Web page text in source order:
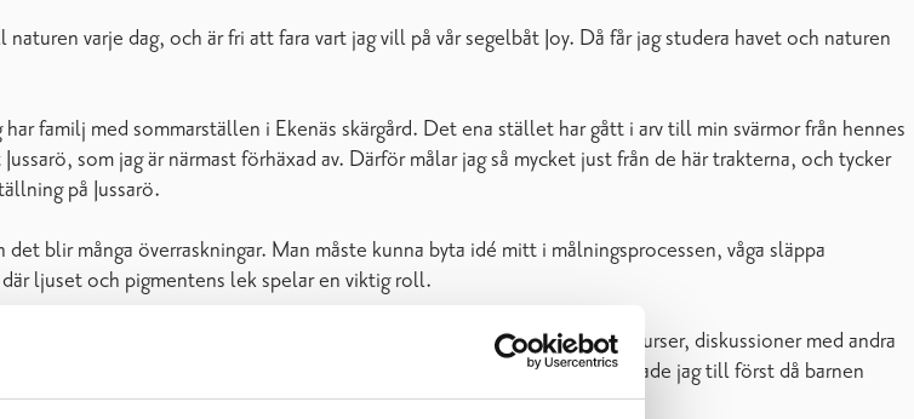
varje dag, och är fri att fara vart jag vill på vår segelbåt Joy. Då får jag studera havet och naturen
familj med sommarställen i Ekenäs skärgård. Det ena stället har gått i arv till min svärmor från hennes
som jag är närmast förhäxad av. Därför målar jag så mycket just från de här trakterna, och tycker
på Jussarö.
blir många överraskningar. Man måste kunna byta idé mitt i målningsprocessen, våga släppa
ljuset och pigmentens lek spelar en viktig roll.
om komposition och färglära, material och olika tekniker från böcker, kurser, diskussioner med andra
var det mest croquis, olja, stenslipning och silversmide. Akvarellerna hittade jag till först då barnen